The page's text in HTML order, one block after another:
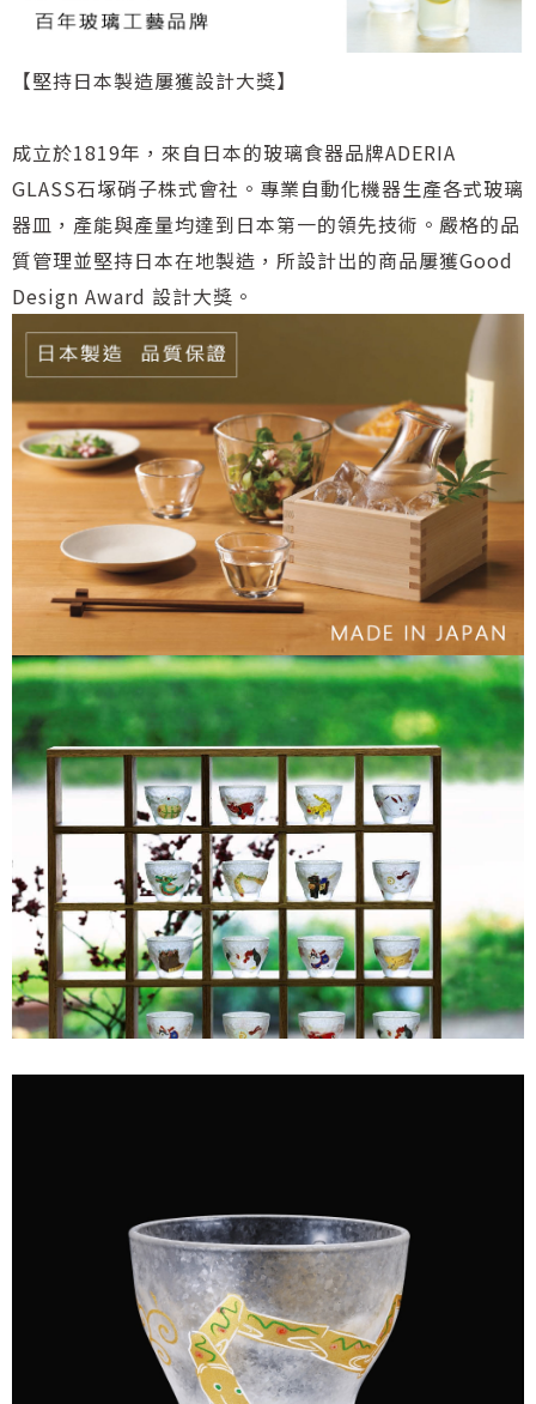
【堅持日本製造屢獲設計大獎】
成立於1819年，來自日本的玻璃食器品牌ADERIA
GLASS石塚硝子株式會社。專業自動化機器生產各式玻璃
器皿，產能與產量均達到日本第一的領先技術。嚴格的品
質管理並堅持日本在地製造，所設計出的商品屢獲Good
Design Award 設計大獎。